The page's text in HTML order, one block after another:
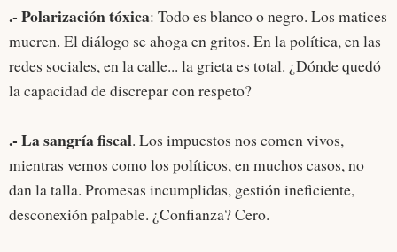
.- Polarización tóxica: Todo es blanco o negro. Los matices
mueren. El diálogo se ahoga en gritos. En la política, en las
redes sociales, en la calle... la grieta es total. ¿Dónde quedó
la capacidad de discrepar con respeto?
.- La sangría fiscal. Los impuestos nos comen vivos,
mientras vemos como los políticos, en muchos casos, no
dan la talla. Promesas incumplidas, gestión ineficiente,
desconexión palpable. ¿Confianza? Cero.